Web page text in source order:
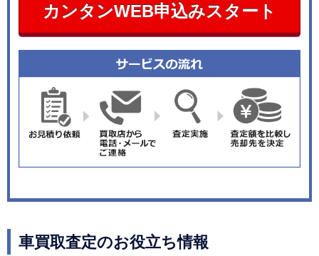
カンタンWEB申込みスタート
車買取査定のお役立ち情報